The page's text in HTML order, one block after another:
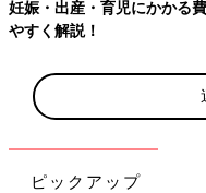
り 【ワクチン接種でき
ピックアップ